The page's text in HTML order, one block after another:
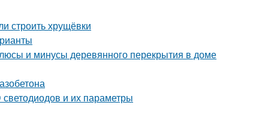
строить хрущёвки
и минусы деревянного перекрытия в доме
и их параметры